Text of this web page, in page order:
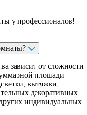
у профессионалов!
зависит от сложности
площади
вытяжки,
декоративных
индивидуальных